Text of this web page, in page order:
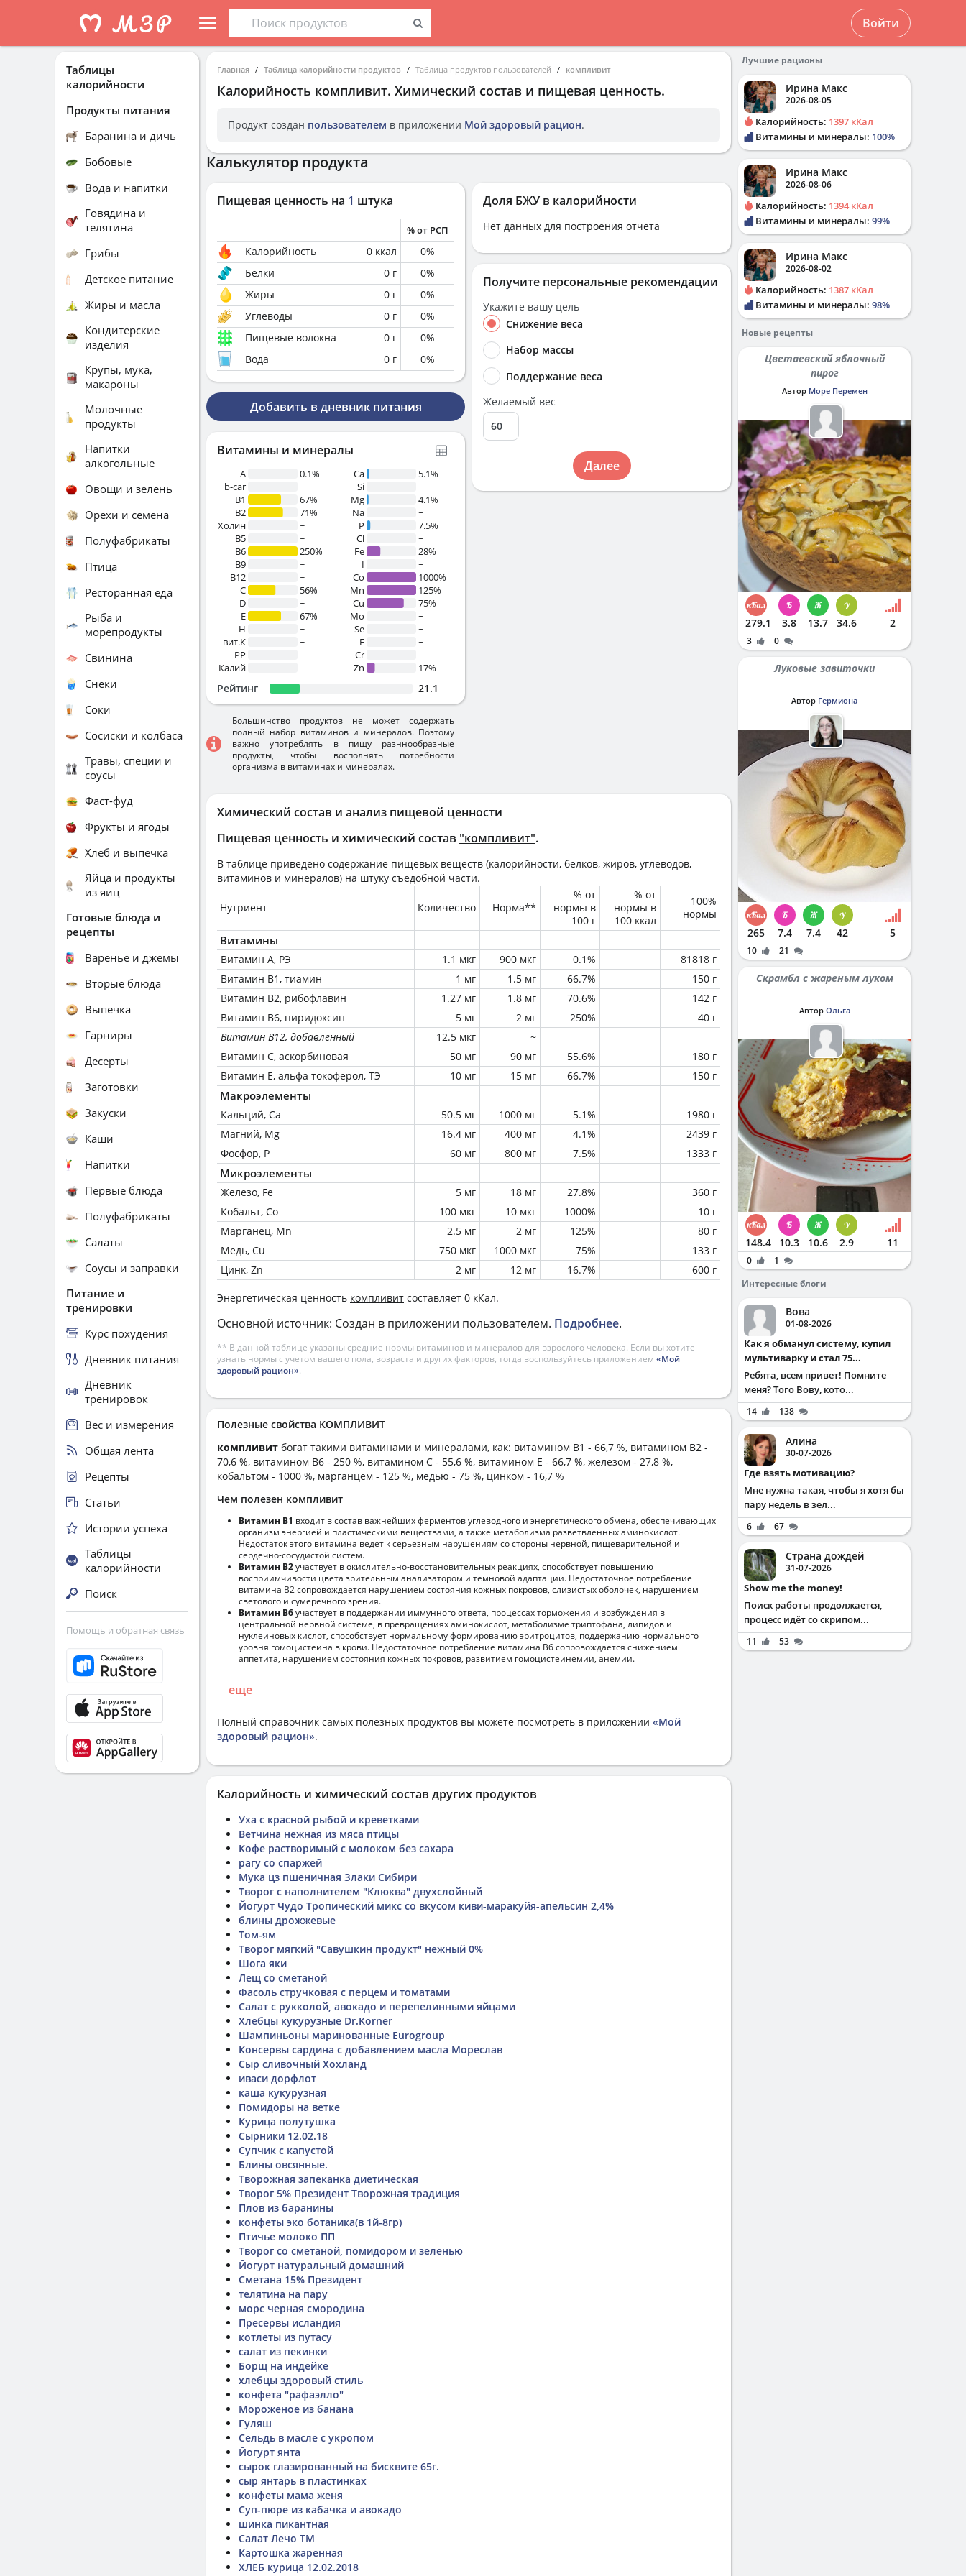
Войти
Главная Таблица калорийности продуктов Таблица продуктов пользователей компливит
Калорийность компливит. Химический состав и пищевая ценность.
Продукт создан пользователем в приложении Мой здоровый рацион.
Химический состав и анализ пищевой ценности
Пищевая ценность и химический состав "компливит".
В таблице приведено содержание пищевых веществ (калорийности, белков, жиров, углеводов,
витаминов и минералов) на штуку съедобной части.
Нутриент Количество Норма**
% от
нормы в
100 г
% от
нормы в
100 ккал
100%
нормы
Витамины
Витамин А, РЭ 1.1 мкг 900 мкг 0.1%
81818 г
Витамин В1, тиамин
1 мг 1.5 мг 66.7%
150 г
Витамин В2, рибофлавин
1.27 мг 1.8 мг 70.6%
142 г
Витамин В6, пиридоксин
5 мг 2 мг 250%
40 г
Витамин B12, добавленный
12.5 мкг
~
Витамин C, аскорбиновая
50 мг 90 мг 55.6%
180 г
Витамин Е, альфа токоферол, ТЭ
10 мг 15 мг 66.7% 150 г
Макроэлементы
Кальций, Ca 50.5 мг 1000 мг 5.1%
1980 г
Магний, Mg
16.4 мг 400 мг 4.1%
2439 г
Фосфор, P
60 мг 800 мг 7.5% 1333 г
Микроэлементы
Железо, Fe 5 мг 18 мг 27.8%
360 г
Кобальт, Co
100 мкг 10 мкг 1000%
10 г
Марганец, Mn
2.5 мг 2 мг 125%
80 г
Медь, Cu
750 мкг 1000 мкг 75%
133 г
Цинк, Zn
2 мг 12 мг 16.7% 600 г
Энергетическая ценность компливит составляет 0 кКал.
Основной источник: Создан в приложении пользователем. Подробнее.
** В данной таблице указаны средние нормы витаминов и минералов для взрослого человека. Если вы хотите
узнать нормы с учетом вашего пола, возраста и других факторов, тогда воспользуйтесь приложением «Мой
здоровый рацион».
Калькулятор продукта
Пищевая ценность на 1 штука
% от РСП
Калорийность 0 ккал 0%
Белки
0 г 0%
Жиры
0 г 0%
Углеводы
0 г 0%
Пищевые волокна
0 г 0%
Вода
0 г 0%
Добавить в дневник питания
Витамины и минералы
A
0.1%
b-car
~
В1
67%
B2
71%
Холин
~
B5
~
B6
250%
B9
~
B12
~
C
56%
D
~
E
67%
H
~
вит.К
~
PP
~
Калий
~
Ca
5.1%
Si
~
Mg
4.1%
Na
~
P
7.5%
Cl
~
Fe
28%
I
~
Co
1000%
Mn
125%
Cu
75%
Mo
~
Se
~
F
~
Cr
~
Zn
17%
Рейтинг 21.1
Большинство продуктов не может содержать
полный набор витаминов и минералов. Поэтому
важно употреблять в пищу разннообразные
продукты, чтобы восполнять потребности
организма в витаминах и минералах.
Доля БЖУ в калорийности
Нет данных для построения отчета
Получите персональные рекомендации
Укажите вашу цель
Снижение веса
Набор массы
Поддержание веса
Желаемый вес
Далее
Полезные свойства КОМПЛИВИТ
компливит богат такими витаминами и минералами, как: витамином B1 - 66,7 %, витамином B2 -
70,6 %, витамином B6 - 250 %, витамином C - 55,6 %, витамином E - 66,7 %, железом - 27,8 %,
кобальтом - 1000 %, марганцем - 125 %, медью - 75 %, цинком - 16,7 %
Чем полезен компливит
Витамин В1 входит в состав важнейших ферментов углеводного и энергетического обмена, обеспечивающих
организм энергией и пластическими веществами, а также метаболизма разветвленных аминокислот.
Недостаток этого витамина ведет к серьезным нарушениям со стороны нервной, пищеварительной и
сердечно-сосудистой систем.
Витамин В2участвует в окислительно-восстановительных реакциях, способствует повышению
восприимчивости цвета зрительным анализатором и темновой адаптации. Недостаточное потребление
витамина В2 сопровождается нарушением состояния кожных покровов, слизистых оболочек, нарушением
светового и сумеречного зрения.
Витамин В6участвует в поддержании иммунного ответа, процессах торможения и возбуждения в
центральной нервной системе, в превращениях аминокислот, метаболизме триптофана, липидов и
нуклеиновых кислот, способствует нормальному формированию эритроцитов, поддержанию нормального
уровня гомоцистеина в крови. Недостаточное потребление витамина В6 сопровождается снижением
аппетита, нарушением состояния кожных покровов, развитием гомоцистеинемии, анемии.
еще
Полный справочник самых полезных продуктов вы можете посмотреть в приложении «Мой
здоровый рацион».
Калорийность и химический состав других продуктов
Уха с красной рыбой и креветками
Ветчина нежная из мяса птицы
Кофе растворимый с молоком без сахара
рагу со спаржей
Мука цз пшеничная Злаки Сибири
Творог с наполнителем "Клюква" двухслойный
Йогурт Чудо Тропический микс со вкусом киви-маракуйя-апельсин 2,4%
блины дрожжевые
Том-ям
Творог мягкий "Савушкин продукт" нежный 0%
Шога яки
Лещ со сметаной
Фасоль стручковая с перцем и томатами
Салат с рукколой, авокадо и перепелинными яйцами
Хлебцы кукурузные Dr.Korner
Шампиньоны маринованные Eurogroup
Консервы сардина с добавлением масла Мореслав
Сыр сливочный Хохланд
иваси дорфлот
каша кукурузная
Помидоры на ветке
Курица полутушка
Сырники 12.02.18
Супчик с капустой
Блины овсянные.
Творожная запеканка диетическая
Творог 5% Президент Творожная традиция
Плов из баранины
конфеты эко ботаника(в 1й-8гр)
Птичье молоко ПП
Творог со сметаной, помидором и зеленью
Йогурт натуральный домашний
Сметана 15% Президент
телятина на пару
морс черная смородина
Пресервы исландия
котлеты из путасу
салат из пекинки
Борщ на индейке
хлебцы здоровый стиль
конфета "рафаэлло"
Мороженое из банана
Гуляш
Сельдь в масле с укропом
Йогурт янта
сырок глазированный на бисквите 65г.
сыр янтарь в пластинках
конфеты мама женя
Суп-пюре из кабачка и авокадо
шинка пикантная
Салат Лечо ТМ
Картошка жаренная
ХЛЕБ курица 12.02.2018
Таблицы
калорийности
Продукты питания
Баранина и дичь
Бобовые
Вода и напитки
Говядина и
телятина
Грибы
Детское питание
Жиры и масла
Кондитерские
изделия
Крупы, мука,
макароны
Молочные
продукты
Напитки
алкогольные
Овощи и зелень
Орехи и семена
Полуфабрикаты
Птица
Ресторанная еда
Рыба и
морепродукты
Свинина
Снеки
Соки
Сосиски и колбаса
Травы, специи и
соусы
Фаст-фуд
Фрукты и ягоды
Хлеб и выпечка
Яйца и продукты
из яиц
Готовые блюда и
рецепты
Варенье и джемы
Вторые блюда
Выпечка
Гарниры
Десерты
Заготовки
Закуски
Каши
Напитки
Первые блюда
Полуфабрикаты
Салаты
Соусы и заправки
Питание и
тренировки
Курс похудения
Дневник питания
Дневник
тренировок
Вес и измерения
Общая лента
Рецепты
Статьи
Истории успеха
Таблицы
калорийности
Поиск
Помощь и обратная связь
Лучшие рационы
Ирина Макс
2026-08-05
Калорийность: 1397 кКал
Витамины и минералы: 100%
Ирина Макс
2026-08-06
Калорийность: 1394 кКал
Витамины и минералы: 99%
Ирина Макс
2026-08-02
Калорийность: 1387 кКал
Витамины и минералы: 98%
Новые рецепты
Цветаевский яблочный
пирог
Автор Море Перемен
279.1 3.8 13.7 34.6 2
3 0
Луковые завиточки
Автор Гермиона
265 7.4 7.4 42 5
10 21
Скрамбл с жареным луком
Автор Ольга
148.4 10.3 10.6 2.9 11
0
1
Интересные блоги
Вова
01-08-2026
Как я обманул систему, купил
мультиварку и стал 75...
Ребята, всем привет! Помните
меня? Того Вову, кото...
14 138
Алина
30-07-2026
Где взять мотивацию?
Мне нужна такая, чтобы я хотя бы
пару недель в зел...
6 67
Страна дождей
31-07-2026
Show me the money!
Поиск работы продолжается,
процесс идёт со скрипом...
11 53